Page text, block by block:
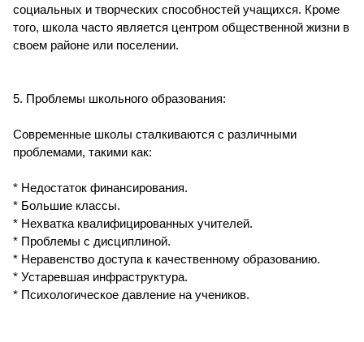
социальных и творческих способностей учащихся. Кроме
того, школа часто является центром общественной жизни в
своем районе или поселении.
5. Проблемы школьного образования:
Современные школы сталкиваются с различными
проблемами, такими как:
* Недостаток финансирования.
* Большие классы.
* Нехватка квалифицированных учителей.
* Проблемы с дисциплиной.
* Неравенство доступа к качественному образованию.
* Устаревшая инфраструктура.
* Психологическое давление на учеников.